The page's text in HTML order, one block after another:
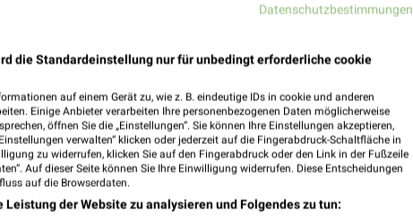
Datenschutzbestimmungen
die Standardeinstellung nur für unbedingt erforderliche cookie
auf einem Gerät zu, wie z. B. eindeutige IDs in cookie und anderen
Einige Anbieter verarbeiten Ihre personenbezogenen Daten möglicherweise
öffnen Sie die „Einstellungen“. Sie können Ihre Einstellungen akzeptieren,
verwalten“ klicken oder jederzeit auf die Fingerabdruck-Schaltfläche in
zu widerrufen, klicken Sie auf den Fingerabdruck oder den Link in der Fußzeile
Auf dieser Seite können Sie Ihre Einwilligung widerrufen. Diese Entscheidungen
auf die Browserdaten.
der Website zu analysieren und Folgendes zu tun: